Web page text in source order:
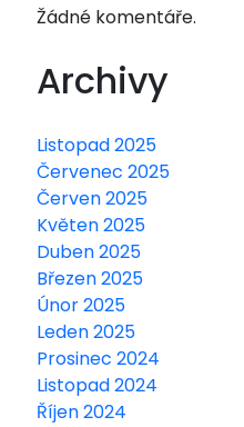
Žádné komentáře.
Archivy
Listopad 2025
Červenec 2025
Červen 2025
Květen 2025
Duben 2025
Březen 2025
Únor 2025
Leden 2025
Prosinec 2024
Listopad 2024
Říjen 2024